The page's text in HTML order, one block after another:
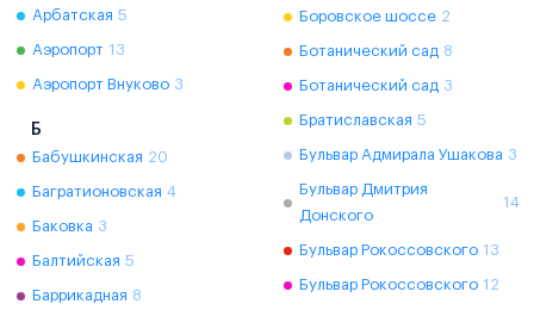
Арбатская 5
Аэропорт 13
Аэропорт Внуково 3
Б
Бабушкинская 20
Багратионовская 4
Баковка 3
Балтийская 5
Баррикадная 8
Боровское шоссе 2
Ботанический сад 8
Ботанический сад 3
Братиславская 5
Бульвар Адмирала Ушакова 3
Бульвар Дмитрия
Донского
14
Бульвар Рокоссовского 13
Бульвар Рокоссовского 12